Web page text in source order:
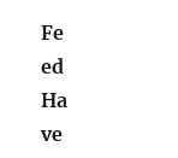
Fe
ed Haven
Sovellus
Lähdekoodi